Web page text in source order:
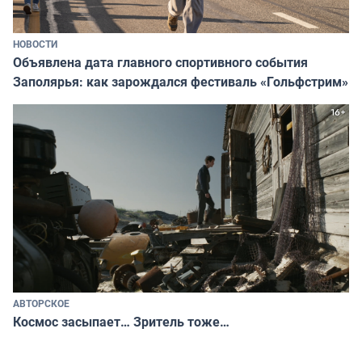
НОВОСТИ
Объявлена дата главного спортивного события
Заполярья: как зарождался фестиваль «Гольфстрим»
АВТОРСКОЕ
Космос засыпает… Зритель тоже…